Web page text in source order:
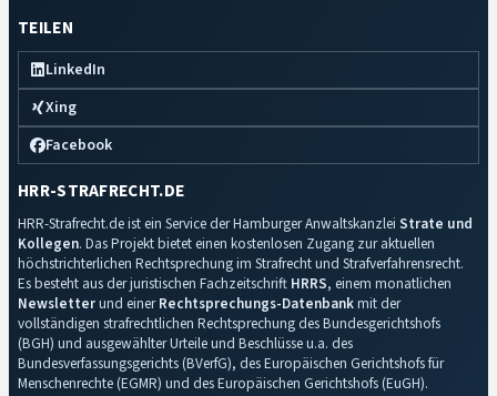
TEILEN
LinkedIn
Xing
Facebook
HRR-STRAFRECHT.DE
HRR-Strafrecht.de ist ein Service der Hamburger Anwaltskanzlei Strate und
Kollegen. Das Projekt bietet einen kostenlosen Zugang zur aktuellen
höchstrichterlichen Rechtsprechung im Strafrecht und Strafverfahrensrecht.
Es besteht aus der juristischen Fachzeitschrift HRRS, einem monatlichen
Newsletterund einerRechtsprechungs-Datenbankmit der
vollständigen strafrechtlichen Rechtsprechung des Bundesgerichtshofs
(BGH) und ausgewählter Urteile und Beschlüsse u.a. des
Bundesverfassungsgerichts (BVerfG), des Europäischen Gerichtshofs für
Menschenrechte (EGMR) und des Europäischen Gerichtshofs (EuGH).